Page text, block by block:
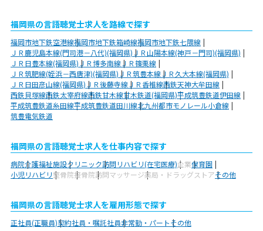
福岡県の言語聴覚士求人を路線で探す
福岡市地下鉄空港線福岡市地下鉄箱崎線福岡市地下鉄七隈線
ＪＲ鹿児島本線(門司港－八代)(福岡県)ＪＲ山陽本線(神戸－門司)(福岡県)
ＪＲ日豊本線(福岡県)ＪＲ博多南線ＪＲ篠栗線
ＪＲ筑肥線(姪浜－西唐津)(福岡県)ＪＲ筑豊本線ＪＲ久大本線(福岡県)
ＪＲ日田彦山線(福岡県)ＪＲ後藤寺線ＪＲ香椎線西鉄天神大牟田線
西鉄貝塚線西鉄太宰府線西鉄甘木線甘木鉄道(福岡県)平成筑豊鉄道伊田線
平成筑豊鉄道糸田線平成筑豊鉄道田川線北九州都市モノレール小倉線
筑豊電気鉄道
福岡県の言語聴覚士求人を仕事内容で探す
病院介護福祉施設クリニック訪問リハビリ(在宅医療)企業保育園
小児リハビリ整骨院接骨院訪問マッサージ薬局・ドラッグストアその他
福岡県の言語聴覚士求人を雇用形態で探す
正社員(正職員)契約社員・嘱託社員非常勤・パートその他